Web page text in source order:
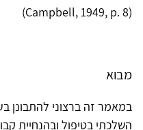
(Campbell, 1949, p. 8)
מבוא
במאמר זה ברצוני להתבונן
השלכתי בטיפול ובהנחיית